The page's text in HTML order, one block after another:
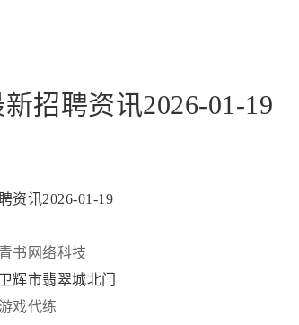
招聘资讯2026-01-19
资讯2026-01-19
青书网络科技
辉市翡翠城北门
游戏代练